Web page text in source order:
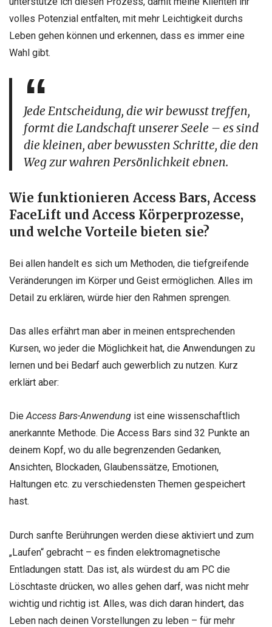
volles Potenzial entfalten, mit mehr Leichtigkeit durchs
Leben gehen können und erkennen, dass es immer eine
Wahl gibt.
Jede Entscheidung, die wir bewusst treffen,
formt die Landschaft unserer Seele – es sind
die kleinen, aber bewussten Schritte, die den
Weg zur wahren Persönlichkeit ebnen.
Wie funktionieren Access Bars, Access
FaceLift und Access Körperprozesse,
und welche Vorteile bieten sie?
Bei allen handelt es sich um Methoden, die tiefgreifende
Veränderungen im Körper und Geist ermöglichen. Alles im
Detail zu erklären, würde hier den Rahmen sprengen.
Das alles erfährt man aber in meinen entsprechenden
Kursen, wo jeder die Möglichkeit hat, die Anwendungen zu
lernen und bei Bedarf auch gewerblich zu nutzen. Kurz
erklärt aber:
DieAccess Bars-Anwendung ist eine wissenschaftlich
anerkannte Methode. Die Access Bars sind 32 Punkte an
deinem Kopf, wo du alle begrenzenden Gedanken,
Ansichten, Blockaden, Glaubenssätze, Emotionen,
Haltungen etc. zu verschiedensten Themen gespeichert
hast.
Durch sanfte Berührungen werden diese aktiviert und zum
„Laufen“ gebracht – es finden elektromagnetische
Entladungen statt. Das ist, als würdest du am PC die
Löschtaste drücken, wo alles gehen darf, was nicht mehr
wichtig und richtig ist. Alles, was dich daran hindert, das
Leben nach deinen Vorstellungen zu leben – für mehr